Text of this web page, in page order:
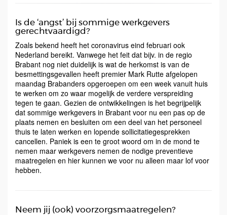
Is de ‘angst’ bij sommige werkgevers
gerechtvaardigd?
Zoals bekend heeft het coronavirus eind februari ook
Nederland bereikt. Vanwege het feit dat bijv. in de regio
Brabant nog niet duidelijk is wat de herkomst is van de
besmettingsgevallen heeft premier Mark Rutte afgelopen
maandag Brabanders opgeroepen om een week vanuit huis
te werken om zo waar mogelijk de verdere verspreiding
tegen te gaan. Gezien de ontwikkelingen is het begrijpelijk
dat sommige werkgevers in Brabant voor nu een pas op de
plaats nemen en besluiten om een deel van het personeel
thuis te laten werken en lopende sollicitatiegesprekken
cancellen. Paniek is een te groot woord om in de mond te
nemen maar werkgevers nemen de nodige preventieve
maatregelen en hier kunnen we voor nu alleen maar lof voor
hebben.
Neem jij (ook) voorzorgsmaatregelen?